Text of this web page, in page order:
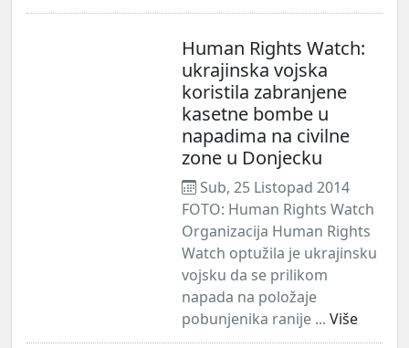
Human Rights Watch:
ukrajinska vojska
koristila zabranjene
kasetne bombe u
napadima na civilne
zone u Donjecku
Sub, 25 Listopad 2014
FOTO: Human Rights Watch
Organizacija Human Rights
Watch optužila je ukrajinsku
vojsku da se prilikom
napada na položaje
pobunjenika ranije ... Više